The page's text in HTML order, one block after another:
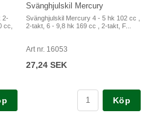
2-
cc,
Svänghjulskil Mercury
Svänghjulskil Mercury 4 - 5 hk 102 cc ,
2-takt, 6 - 9,8 hk 169 cc , 2-takt, F...
Art nr. 16053
27,24 SEK
Köp